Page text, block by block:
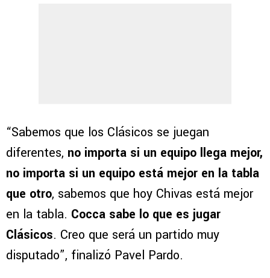
“Sabemos que los Clásicos se juegan
diferentes, no importa si un equipo llega mejor,
no importa si un equipo está mejor en la tabla
que otro, sabemos que hoy Chivas está mejor
en la tabla. Cocca sabe lo que es jugar
Clásicos. Creo que será un partido muy
disputado”, finalizó Pavel Pardo.